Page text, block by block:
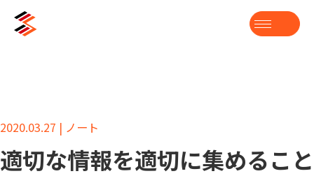
2020.03.27 | ノート
適切な情報を適切に集めること